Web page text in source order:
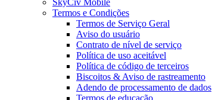
SkyCiv Mobile
Termos e Condições
Termos de Serviço Geral
Aviso do usuário
Contrato de nível de serviço
Política de uso aceitável
Política de código de terceiros
Biscoitos & Aviso de rastreamento
Adendo de processamento de dados